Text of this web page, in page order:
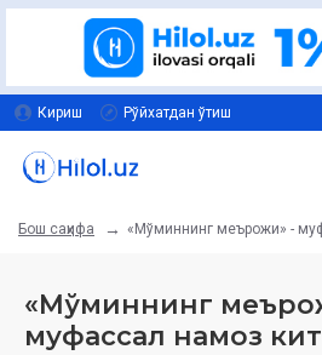
Кириш Рўйхатдан ўтиш
Бош саҳифа «Мўминнинг меърожи» -
«Мўминнинг
муфассал намоз